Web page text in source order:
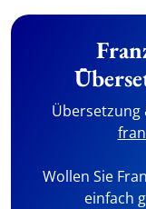
Übersetzung
Wollen Sie
einfach